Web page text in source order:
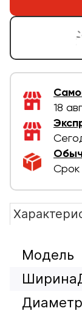
18
Срок
Модель